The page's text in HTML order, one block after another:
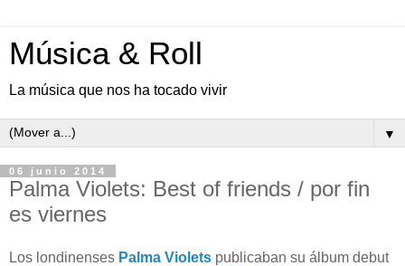
Música & Roll
La música que nos ha tocado vivir
▼
06 junio 2014
Palma Violets: Best of friends / por fin
es viernes
Los londinenses Palma Violets publicaban su álbum debut